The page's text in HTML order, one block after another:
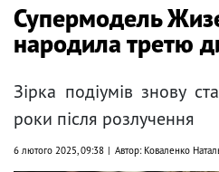
Супермодель
народила третю
Зірка подіумів знову
роки після розлучення
6 лютого 2025, 09:38 Автор: Коваленко